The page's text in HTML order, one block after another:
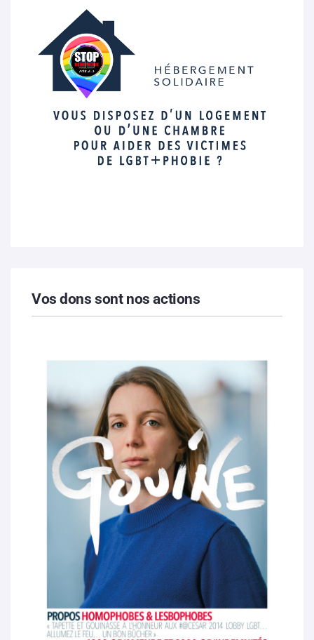
Vos dons sont nos actions